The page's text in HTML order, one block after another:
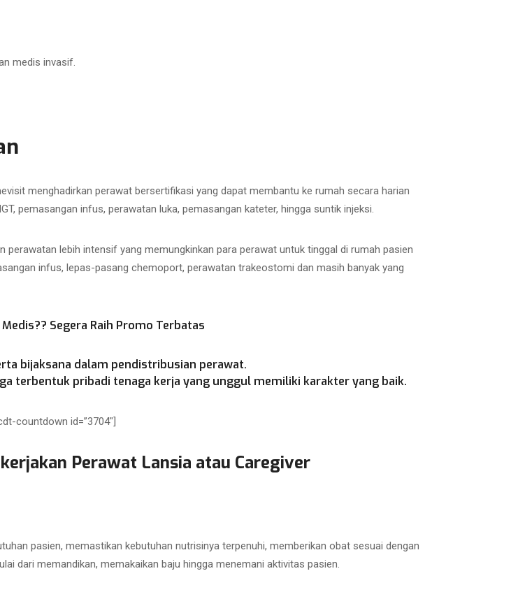
medis invasif.
menghadirkan perawat bersertifikasi yang dapat membantu ke rumah secara harian
pemasangan infus, perawatan luka, pemasangan kateter, hingga suntik injeksi.
lebih intensif yang memungkinkan para perawat untuk tinggal di rumah pasien
infus, lepas-pasang chemoport, perawatan trakeostomi dan masih banyak yang
Segera Raih Promo Terbatas
bijaksana dalam pendistribusian perawat.
terbentuk pribadi tenaga kerja yang unggul memiliki karakter yang baik.
countdown id=”3704″]
Perawat Lansia atau Caregiver
pasien, memastikan kebutuhan nutrisinya terpenuhi, memberikan obat sesuai dengan
dari memandikan, memakaikan baju hingga menemani aktivitas pasien.